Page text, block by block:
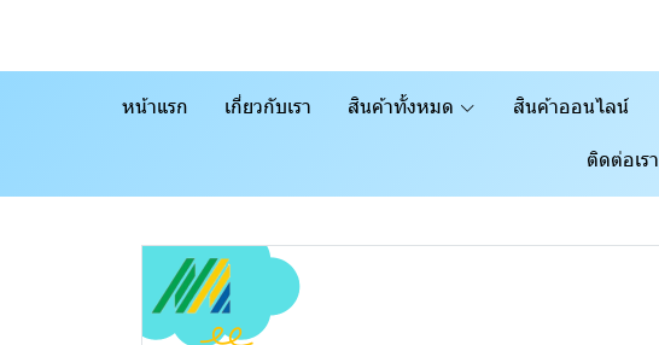
หน้าแรก เกี่ยวกับเรา สินค้าทั้งหมด สินค้าออนไลน์
ติดต่อเรา